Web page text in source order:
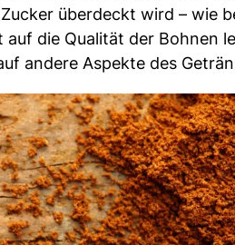
überdeckt wird – wie
die Qualität der Bohnen
andere Aspekte des